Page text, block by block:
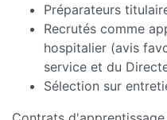
Préparateurs
Recrutés comme
hospitalier (avis
service et du
Sélection sur